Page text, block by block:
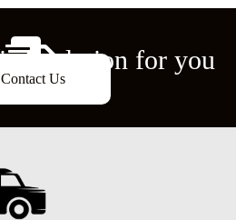
solution for you
Contact Us